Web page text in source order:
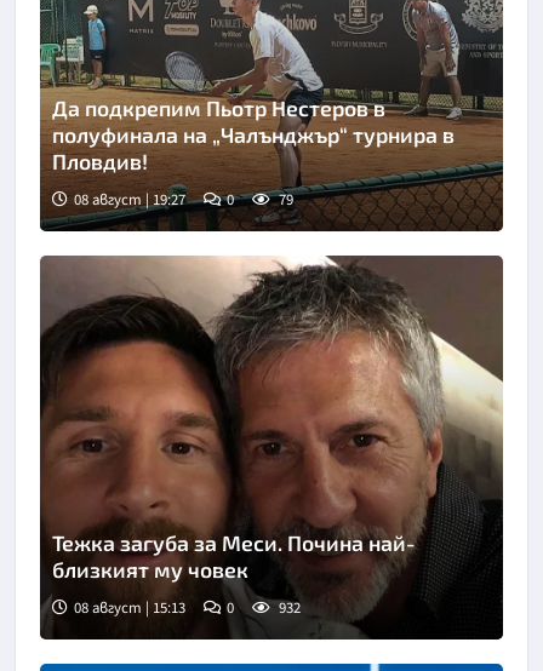
Да подкрепим Пьотр Нестеров в
полуфинала на „Чалънджър“ турнира в
Пловдив!
08 август | 19:27 0 79
Снимка: Инстаграм
Тежка загуба за Меси. Почина най-
близкият му човек
08 август | 15:13 0 932